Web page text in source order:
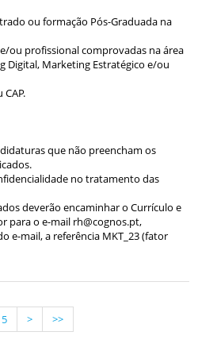
ou formação Pós-Graduada na
ou profissional comprovadas na área
Digital, Marketing Estratégico e/ou
que não preencham os
no tratamento das
deverão encaminhar o Currículo e
para o e-mail rh@cognos.pt,
e-mail, a referência MKT_23 (fator
5 > >>